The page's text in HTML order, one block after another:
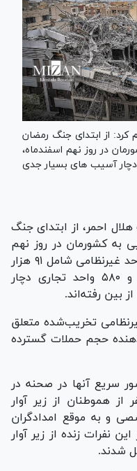
کرد: از ابتدای جنگ رمضان
در روز نهم اسفندماه،
غیرنظامی دچار آسیب های بسیار جدی
احمر، از ابتدای جنگ
به کشورمان در روز نهم
اسفندماه، تاکنون ١١۵ هزار و ١٩٣ واحد غیرنظامی شامل ٩١ هزار
و ۴٩٨ واحد مسکونی و ٢٢ هزار و ۵٨٠ واحد تجاری دچار
بین رفته‌اند.
غیرنظامی تخریب‌شده متعلق
حجم حملات گسترده
سریع آنها در صحنه در
از ۵ دقیقه، تاکنون ۱۵۲۶ نفر از هموطنان از زیر آوار
و به موقع امدادگران
تعداد ۸۱۰ نفر از این نفرات زنده از زیر آوار
شدند.